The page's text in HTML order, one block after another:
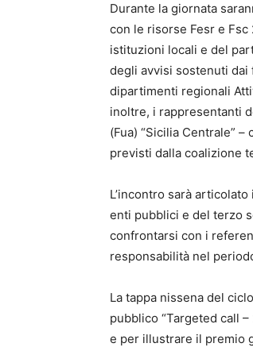
Durante la giornata
con le risorse Fesr e Fsc
istituzioni locali e del
degli avvisi sostenuti
dipartimenti regionali
inoltre, i rappresentanti
(Fua) “Sicilia Centrale”
previsti dalla coalizione
L’incontro sarà
enti pubblici e del terzo
confrontarsi con i
responsabilità nel
La tappa nissena del
pubblico “Targeted call
e per illustrare il premio